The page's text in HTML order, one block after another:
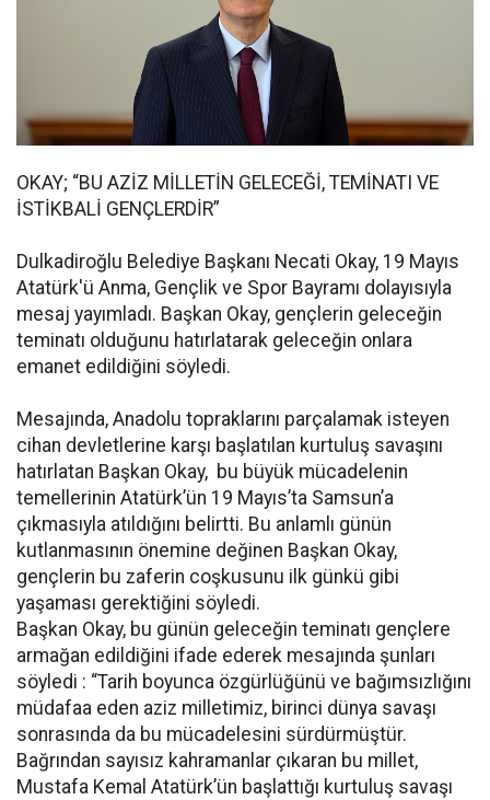
OKAY; “BU AZİZ MİLLETİN GELECEĞİ, TEMİNATI VE
İSTİKBALİ GENÇLERDİR”
Dulkadiroğlu Belediye Başkanı Necati Okay, 19 Mayıs
Atatürk'ü Anma, Gençlik ve Spor Bayramı dolayısıyla
mesaj yayımladı. Başkan Okay, gençlerin geleceğin
teminatı olduğunu hatırlatarak geleceğin onlara
emanet edildiğini söyledi.
Mesajında, Anadolu topraklarını parçalamak isteyen
cihan devletlerine karşı başlatılan kurtuluş savaşını
hatırlatan Başkan Okay, bu büyük mücadelenin
temellerinin Atatürk’ün 19 Mayıs’ta Samsun’a
çıkmasıyla atıldığını belirtti. Bu anlamlı günün
kutlanmasının önemine değinen Başkan Okay,
gençlerin bu zaferin coşkusunu ilk günkü gibi
yaşaması gerektiğini söyledi.
Başkan Okay, bu günün geleceğin teminatı gençlere
armağan edildiğini ifade ederek mesajında şunları
söyledi : “Tarih boyunca özgürlüğünü ve bağımsızlığını
müdafaa eden aziz milletimiz, birinci dünya savaşı
sonrasında da bu mücadelesini sürdürmüştür.
Bağrından sayısız kahramanlar çıkaran bu millet,
Mustafa Kemal Atatürk’ün başlattığı kurtuluş savaşı